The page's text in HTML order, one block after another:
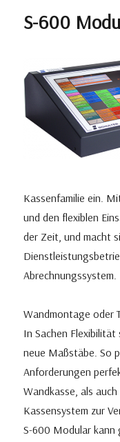
S-600
Kassenfamilie ein.
und den flexiblen
der Zeit, und macht
Abrechnungssystem.
Wandmontage oder
In Sachen
neue Maßstäbe. So
Anforderungen
Wandkasse, als
Kassensystem zur
S-600 Modular kann